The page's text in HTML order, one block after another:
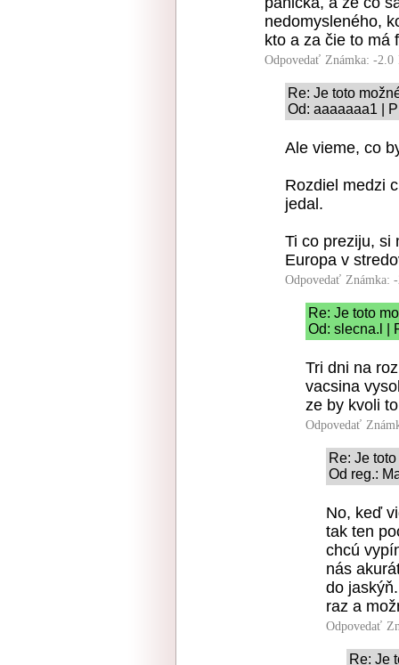
nedomysleného,
kto a za čie to má
Odpovedať Známka: -2.0
Re: Je toto
Od: aaaaaaa1 |
Ale vieme, co
Rozdiel medzi
jedal.
Ti co preziju, si
Europa v
Odpovedať Známka:
Re: Je toto
Od: slecna.l |
Tri dni na
vacsina
ze by kvoli
Odpovedať
Re: Je
Od reg.:
No, keď
tak ten
chcú
nás
do
raz a
Odpovedať
Re: Je